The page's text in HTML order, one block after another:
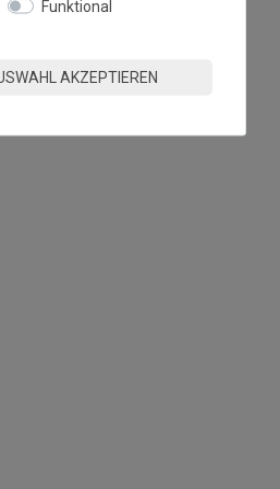
Funktional
AKZEPTIEREN